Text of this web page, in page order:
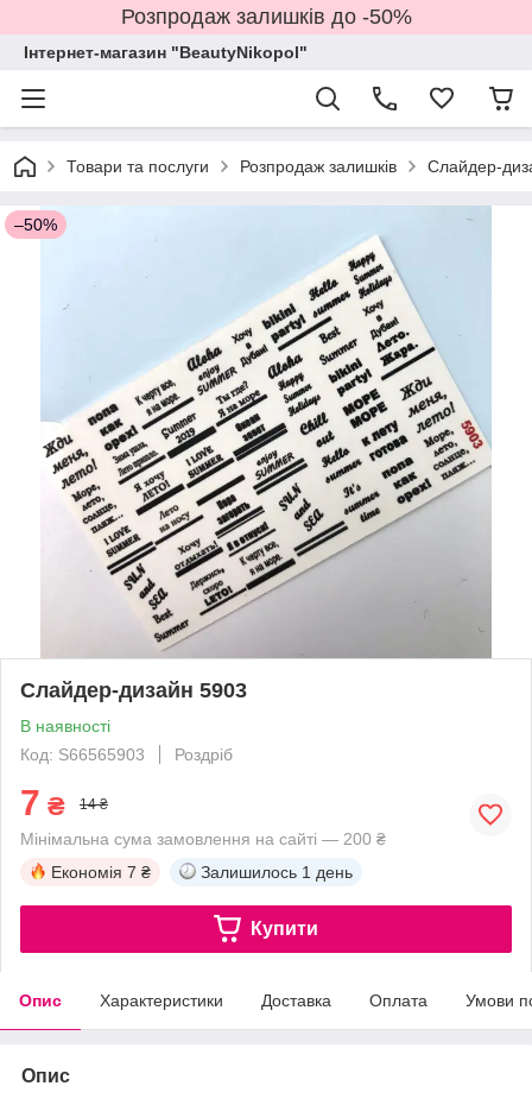
Розпродаж залишків до -50%
Інтернет-магазин "BeautyNikopol"
Товари та послуги Розпродаж залишків Слайдер-
–50%
Слайдер-дизайн 5903
В наявності
Код: S66565903
Роздріб
7 ₴ 14 ₴
Мінімальна сума замовлення на сайті — 200 ₴
Економія 7 ₴ Залишилось 1 день
Купити
Опис Характеристики Доставка Оплата Умови
Опис